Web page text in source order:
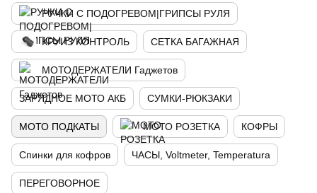
РУЧКИ С ПОДОГРЕВОМ|ГРИПСЫ РУЛЯ
КРУИЗ КОНТРОЛЬ СЕТКА БАГАЖНАЯ
МОТОДЕРЖАТЕЛИ Гаджетов
ЗАРЯДНОЕ МОТО АКБ СУМКИ-РЮКЗАКИ
МОТО ПОДКАТЫ МОТО РОЗЕТКА КОФРЫ
Спинки для кофров ЧАСЫ, Voltmeter, Temperatura
ПЕРЕГОВОРНОЕ